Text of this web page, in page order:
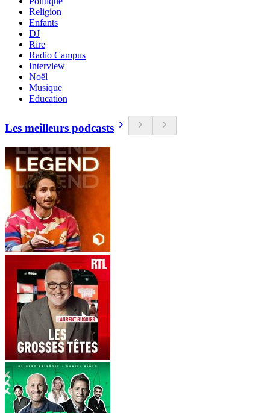
Religion
Enfants
DJ
Rire
Radio Campus
Interview
Noël
Musique
Education
Les meilleurs podcasts